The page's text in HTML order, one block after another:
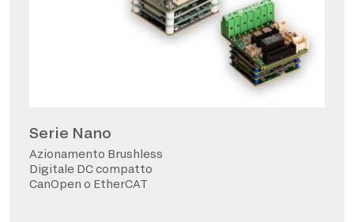
Serie Nano
Azionamento Brushless
Digitale DC compatto
CanOpen o EtherCAT